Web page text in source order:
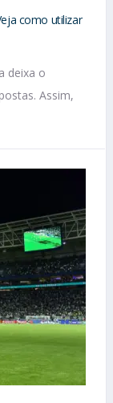
como utilizar
deixa o
Assim,